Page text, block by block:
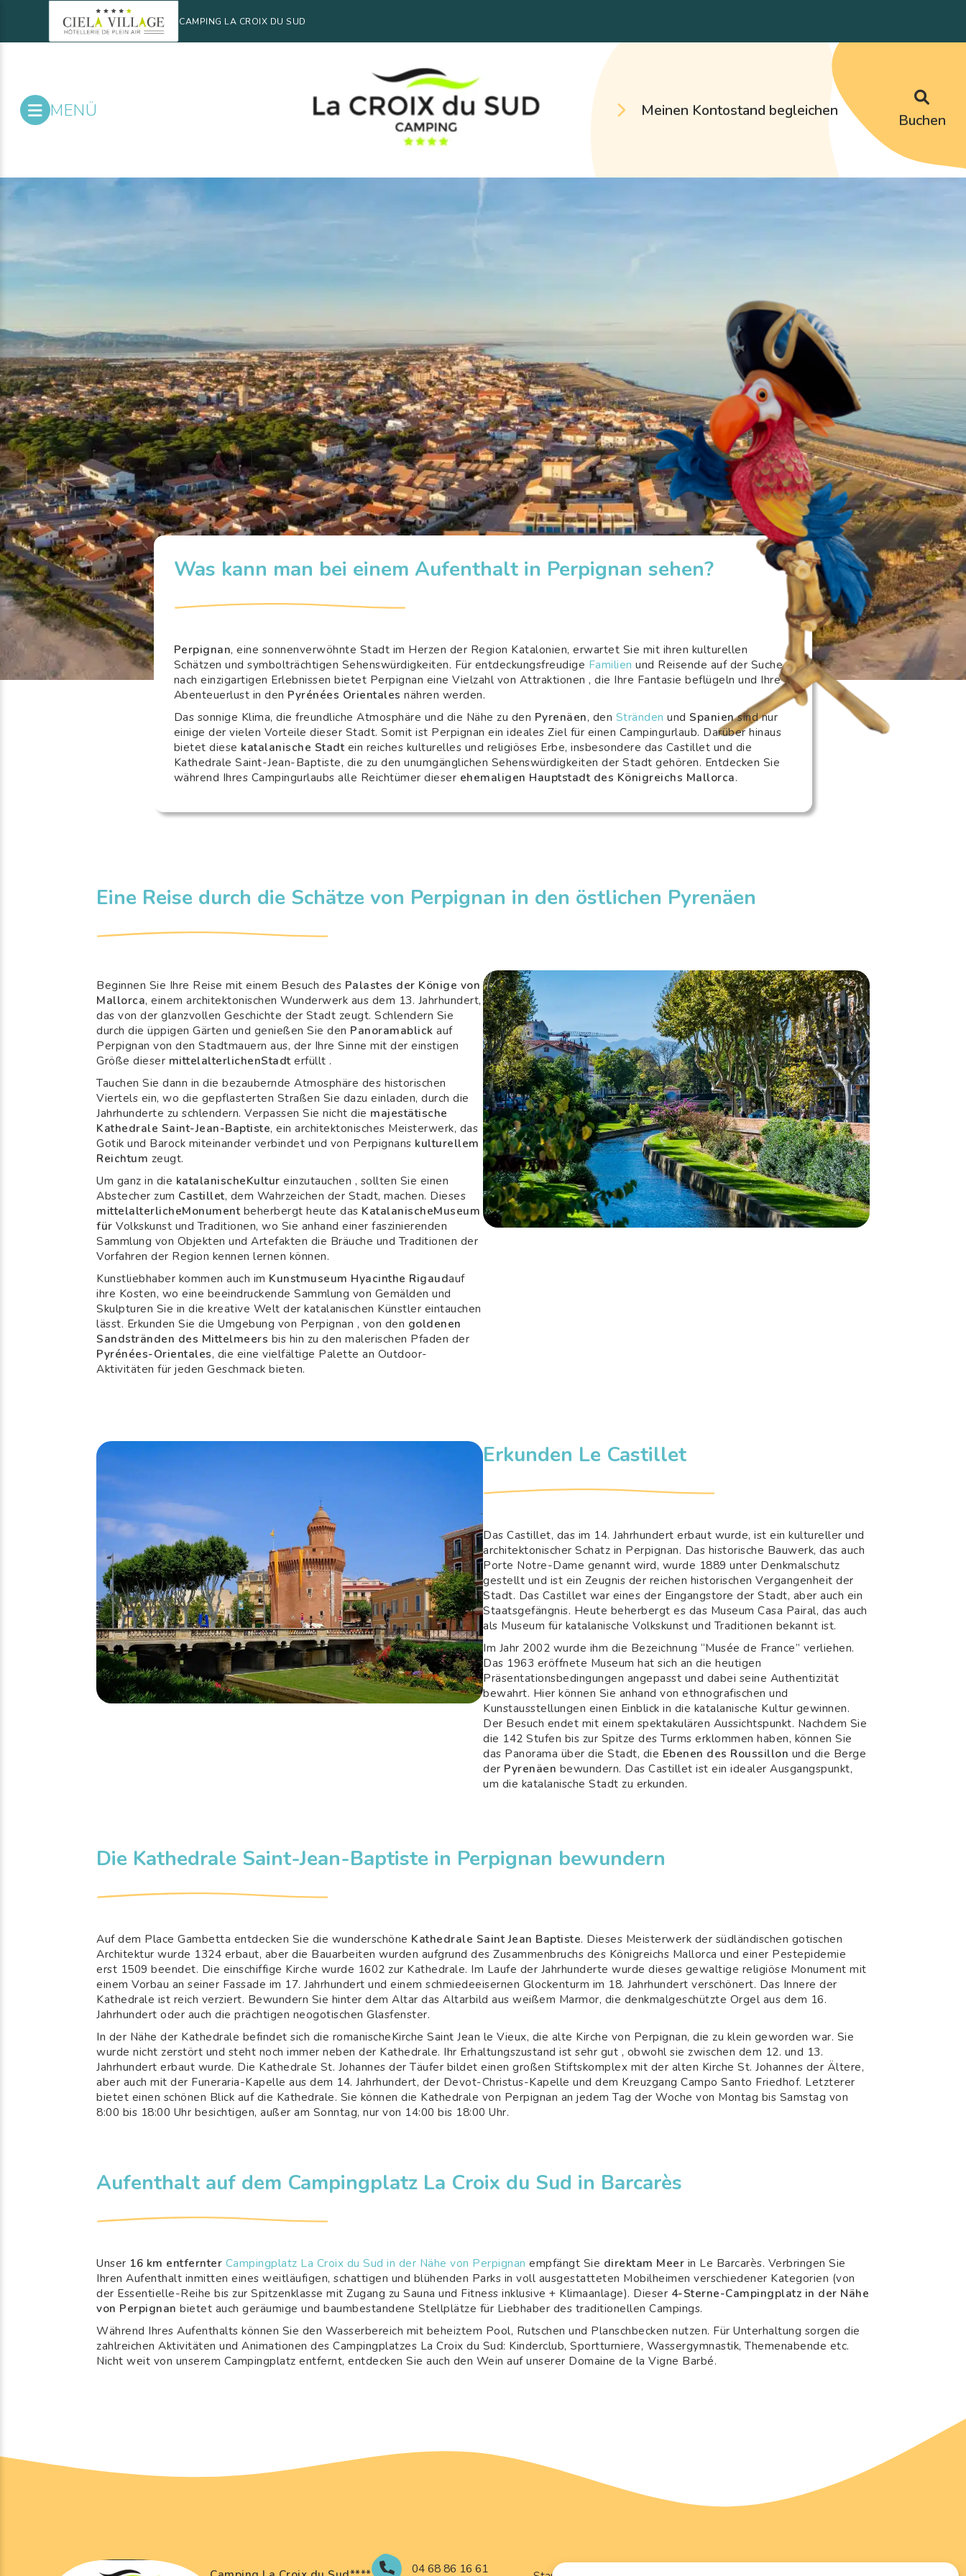
CAMPING LA CROIX DU SUD
MENÜ Meinen Kontostand begleichen
Buchen
Was kann man bei einem Aufenthalt in Perpignan sehen?
Perpignan, eine sonnenverwöhnte Stadt im Herzen der Region Katalonien, erwartet Sie mit ihren kulturellen
Schätzen und symbolträchtigen Sehenswürdigkeiten. Für entdeckungsfreudige Familien und Reisende auf der Suche
nach einzigartigen Erlebnissen bietet Perpignan eine Vielzahl von Attraktionen , die Ihre Fantasie beflügeln und Ihre
Abenteuerlust in den Pyrénées Orientales nähren werden.
Das sonnige Klima, die freundliche Atmosphäre und die Nähe zu den Pyrenäen, den SträndenundSpaniensind nur
einige der vielen Vorteile dieser Stadt. Somit ist Perpignan ein ideales Ziel für einen Campingurlaub. Darüber hinaus
bietet diese katalanische Stadtein reiches kulturelles und religiöses Erbe, insbesondere das Castillet und die
Kathedrale Saint-Jean-Baptiste, die zu den unumgänglichen Sehenswürdigkeiten der Stadt gehören. Entdecken Sie
während Ihres Campingurlaubs alle Reichtümer dieser ehemaligen Hauptstadt des Königreichs Mallorca.
Eine Reise durch die Schätze von Perpignan in den östlichen Pyrenäen
Beginnen Sie Ihre Reise mit einem Besuch des Palastes der Könige von
Mallorca, einem architektonischen Wunderwerk aus dem 13. Jahrhundert,
das von der glanzvollen Geschichte der Stadt zeugt. Schlendern Sie
durch die üppigen Gärten und genießen Sie den Panoramablick auf
Perpignan von den Stadtmauern aus, der Ihre Sinne mit der einstigen
Größe dieser mittelalterlichenStadterfüllt .
Tauchen Sie dann in die bezaubernde Atmosphäre des historischen
Viertels ein, wo die gepflasterten Straßen Sie dazu einladen, durch die
Jahrhunderte zu schlendern. Verpassen Sie nicht die majestätische
Kathedrale Saint-Jean-Baptiste, ein architektonisches Meisterwerk, das
Gotik und Barock miteinander verbindet und von Perpignans kulturellem
Reichtum zeugt.
Um ganz in die katalanischeKultur einzutauchen , sollten Sie einen
Abstecher zum Castillet, dem Wahrzeichen der Stadt, machen. Dieses
mittelalterlicheMonumentbeherbergt heute das KatalanischeMuseum
fürVolkskunst und Traditionen, wo Sie anhand einer faszinierenden
Sammlung von Objekten und Artefakten die Bräuche und Traditionen der
Vorfahren der Region kennen lernen können.
Kunstliebhaber kommen auch im Kunstmuseum Hyacinthe Rigaudauf
ihre Kosten, wo eine beeindruckende Sammlung von Gemälden und
Skulpturen Sie in die kreative Welt der katalanischen Künstler eintauchen
lässt. Erkunden Sie die Umgebung von Perpignan , von den goldenen
Sandstränden des Mittelmeers bis hin zu den malerischen Pfaden der
Pyrénées-Orientales, die eine vielfältige Palette an Outdoor-
Aktivitäten für jeden Geschmack bieten.
Erkunden Le Castillet
Das Castillet, das im 14. Jahrhundert erbaut wurde, ist ein kultureller und
architektonischer Schatz in Perpignan. Das historische Bauwerk, das auch
Porte Notre-Dame genannt wird, wurde 1889 unter Denkmalschutz
gestellt und ist ein Zeugnis der reichen historischen Vergangenheit der
Stadt. Das Castillet war eines der Eingangstore der Stadt, aber auch ein
Staatsgefängnis. Heute beherbergt es das Museum Casa Pairal, das auch
als Museum für katalanische Volkskunst und Traditionen bekannt ist.
Im Jahr 2002 wurde ihm die Bezeichnung “Musée de France” verliehen.
Das 1963 eröffnete Museum hat sich an die heutigen
Präsentationsbedingungen angepasst und dabei seine Authentizität
bewahrt. Hier können Sie anhand von ethnografischen und
Kunstausstellungen einen Einblick in die katalanische Kultur gewinnen.
Der Besuch endet mit einem spektakulären Aussichtspunkt. Nachdem Sie
die 142 Stufen bis zur Spitze des Turms erklommen haben, können Sie
das Panorama über die Stadt, die Ebenen des Roussillon und die Berge
der Pyrenäen bewundern. Das Castillet ist ein idealer Ausgangspunkt,
um die katalanische Stadt zu erkunden.
Die Kathedrale Saint-Jean-Baptiste in Perpignan bewundern
Auf dem Place Gambetta entdecken Sie die wunderschöne Kathedrale Saint Jean Baptiste. Dieses Meisterwerk der südländischen gotischen
Architektur wurde 1324 erbaut, aber die Bauarbeiten wurden aufgrund des Zusammenbruchs des Königreichs Mallorca und einer Pestepidemie
erst 1509 beendet. Die einschiffige Kirche wurde 1602 zur Kathedrale. Im Laufe der Jahrhunderte wurde dieses gewaltige religiöse Monument mit
einem Vorbau an seiner Fassade im 17. Jahrhundert und einem schmiedeeisernen Glockenturm im 18. Jahrhundert verschönert. Das Innere der
Kathedrale ist reich verziert. Bewundern Sie hinter dem Altar das Altarbild aus weißem Marmor, die denkmalgeschützte Orgel aus dem 16.
Jahrhundert oder auch die prächtigen neogotischen Glasfenster.
In der Nähe der Kathedrale befindet sich die romanischeKirche Saint Jean le Vieux, die alte Kirche von Perpignan, die zu klein geworden war. Sie
wurde nicht zerstört und steht noch immer neben der Kathedrale. Ihr Erhaltungszustand ist sehr gut , obwohl sie zwischen dem 12. und 13.
Jahrhundert erbaut wurde. Die Kathedrale St. Johannes der Täufer bildet einen großen Stiftskomplex mit der alten Kirche St. Johannes der Ältere,
aber auch mit der Funeraria-Kapelle aus dem 14. Jahrhundert, der Devot-Christus-Kapelle und dem Kreuzgang Campo Santo Friedhof. Letzterer
bietet einen schönen Blick auf die Kathedrale. Sie können die Kathedrale von Perpignan an jedem Tag der Woche von Montag bis Samstag von
8:00 bis 18:00 Uhr besichtigen, außer am Sonntag, nur von 14:00 bis 18:00 Uhr.
Aufenthalt auf dem Campingplatz La Croix du Sud in Barcarès
Unser 16 km entfernter Campingplatz La Croix du Sud in der Nähe von Perpignan empfängt Sie direktam Meer in Le Barcarès. Verbringen Sie
Ihren Aufenthalt inmitten eines weitläufigen, schattigen und blühenden Parks in voll ausgestatteten Mobilheimen verschiedener Kategorien (von
der Essentielle-Reihe bis zur Spitzenklasse mit Zugang zu Sauna und Fitness inklusive + Klimaanlage). Dieser 4-Sterne-Campingplatz in der Nähe
von Perpignanbietet auch geräumige und baumbestandene Stellplätze für Liebhaber des traditionellen Campings.
Während Ihres Aufenthalts können Sie den Wasserbereich mit beheiztem Pool, Rutschen und Planschbecken nutzen. Für Unterhaltung sorgen die
zahlreichen Aktivitäten und Animationen des Campingplatzes La Croix du Sud: Kinderclub, Sportturniere, Wassergymnastik, Themenabende etc.
Nicht weit von unserem Campingplatz entfernt, entdecken Sie auch den Wein auf unserer Domaine de la Vigne Barbé.
04 68 86 16 61